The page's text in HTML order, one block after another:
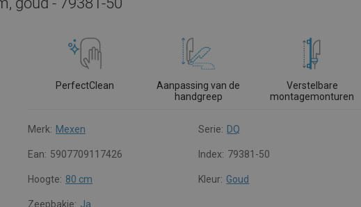
PerfectClean
Aanpassing van de
handgreep
Verstelbare
montagemonturen
Merk: Mexen Serie: DQ
Ean: 5907709117426 Index: 79381-50
Hoogte: 80 cm Kleur: Goud
Zeepbakje: Ja